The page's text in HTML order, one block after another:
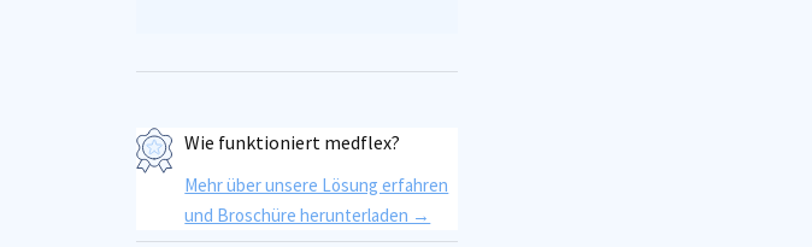
Wie funktioniert medflex?
Mehr über unsere Lösung erfahren
und Broschüre herunterladen →